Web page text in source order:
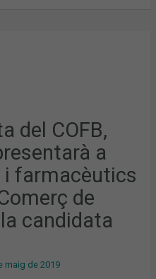
del COFB,
a
farmacèutics
de
candidata
maig de 2019